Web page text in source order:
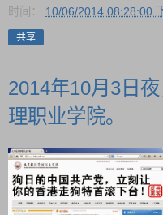
时间： 10/06/2014 08:28:00
共享
2014年10月3日
理职业学院。